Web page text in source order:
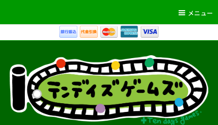
メニュー